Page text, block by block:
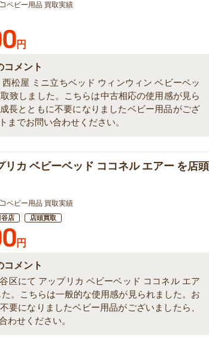
ベビー用品 買取実績
円
コメント
松屋 ミニ立ちベッド ウィンウィン ベビーベッ
致しました。こちらは中古相応の使用感が見ら
長とともに不要になりましたベビー用品がござ
までお問い合わせください。
リカ ベビーベッド ココネル エアー を店頭
ベビー用品 買取実績
谷店 店頭買取
円
コメント
区にて アップリカ ベビーベッド ココネル エア
。こちらは一般的な使用感が見られました。お
要になりましたベビー用品がございましたら、
わせください。